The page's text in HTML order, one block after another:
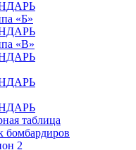
«Б»
«В»
таблица
бомбардиров
2